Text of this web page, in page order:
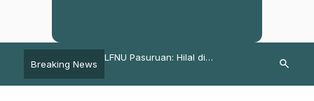
Breaking News
LFNU Pasuruan: Hilal di
Terlihat
Rakor NU
Program
search